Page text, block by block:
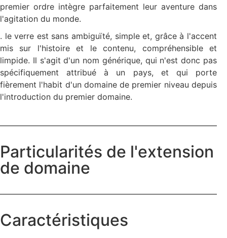
premier ordre intègre parfaitement leur aventure dans
l'agitation du monde.
. le verre est sans ambiguïté, simple et, grâce à l'accent
mis sur l'histoire et le contenu, compréhensible et
limpide. Il s'agit d'un nom générique, qui n'est donc pas
spécifiquement attribué à un pays, et qui porte
fièrement l'habit d'un domaine de premier niveau depuis
l'introduction du premier domaine.
Particularités de l'extension
de domaine
Caractéristiques